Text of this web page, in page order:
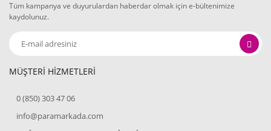
Tüm kampanya ve duyurulardan haberdar olmak için e-bültenimize
kaydolunuz.
MÜŞTERİ HİZMETLERİ
0 (850) 303 47 06
info@paramarkada.com